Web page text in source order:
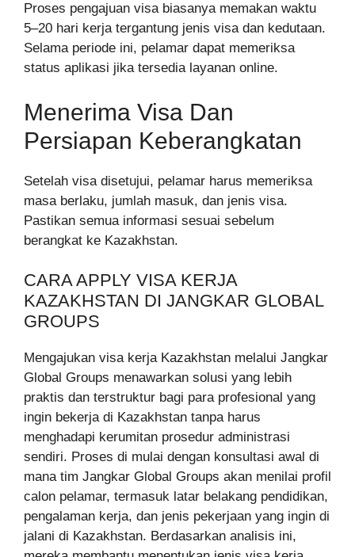
Proses pengajuan visa biasanya memakan waktu
5–20 hari kerja tergantung jenis visa dan kedutaan.
Selama periode ini, pelamar dapat memeriksa
status aplikasi jika tersedia layanan online.
Menerima Visa Dan
Persiapan Keberangkatan
Setelah visa disetujui, pelamar harus memeriksa
masa berlaku, jumlah masuk, dan jenis visa.
Pastikan semua informasi sesuai sebelum
berangkat ke Kazakhstan.
CARA APPLY VISA KERJA
KAZAKHSTAN DI JANGKAR GLOBAL
GROUPS
Mengajukan visa kerja Kazakhstan melalui Jangkar
Global Groups menawarkan solusi yang lebih
praktis dan terstruktur bagi para profesional yang
ingin bekerja di Kazakhstan tanpa harus
menghadapi kerumitan prosedur administrasi
sendiri. Proses di mulai dengan konsultasi awal di
mana tim Jangkar Global Groups akan menilai profil
calon pelamar, termasuk latar belakang pendidikan,
pengalaman kerja, dan jenis pekerjaan yang ingin di
jalani di Kazakhstan. Berdasarkan analisis ini,